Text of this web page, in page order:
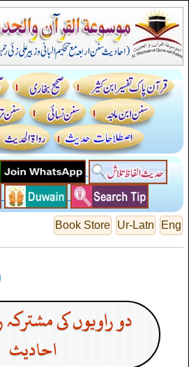
Eng
Ur-Latn
Book Store
دو راویوں کی
احادیث